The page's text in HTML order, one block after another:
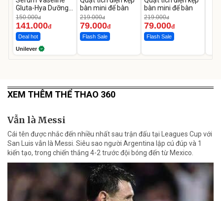
Gluta-Hya Dưỡng
Da Sáng Mịn Sau 7
Ngày
150.000đ
141.000đ
Deal hot
Unilever
bàn mini để bàn
219.000đ
79.000đ
Flash Sale
bàn mini để bàn
219.000đ
79.000đ
Flash Sale
XEM THÊM THỂ THAO 360
Vẫn là Messi
Cái tên được nhắc đến nhiều nhất sau trận đấu tại Leagues Cup với
San Luis vẫn là Messi. Siêu sao người Argentina lập cú đúp và 1
kiến tạo, trong chiến thắng 4-2 trước đội bóng đến từ Mexico.